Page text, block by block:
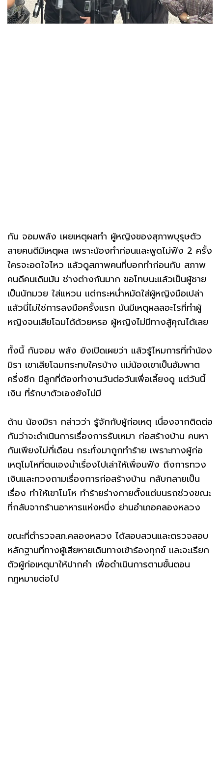
กัน จอมพลัง เผยเหตุผลทำ ผู้หญิงของสุภาพบุรุษตัว
ลายคนดีมีเหตุผล เพราะน้องทำก่อนและพูดไม่ฟัง 2 ครั้ง
ใครจะอดใจไหว แล้วดูสภาพคนที่บอกทำก่อนกับ สภาพ
คนดีคนเดิมมัน ช่างต่างกันมาก ขอโทษนะแล้วเป็นผู้ชาย
เป็นนักมวย ใส่แหวน แต่กระหน่ำหมัดใส่ผู้หญิงมือเปล่า
แล้วนี่ไม่ใช่การลงมือครั้งแรก มันมีเหตุผลลอะไรที่ทำผู้
หญิงจนเสียโฉมได้ด้วยหรอ ผู้หญิงไม่มีทางสู้คุณได้เลย
ทั้งนี้ กันจอม พลัง ยังเปิดเผยว่า แล้วรู้ไหมการที่ทำน้อง
มิรา เขาเสียโฉมกระทบใครบ้าง แม่น้องเขาเป็นอัมพาต
ครึ่งชีก มีลูกที่ต้องทำงานวันต่อวันเพื่อเลี้ยงดู แต่วันนี้
เงิน ที่รักษาตัวเองยังไม่มี
ด้าน น้องมิรา กล่าวว่า รู้จักกับผู้ก่อเหตุ เนื่องจากติดต่อ
กันว่าจะดำเนินการเรื่องการรับเหมา ก่อสร้างบ้าน คบหา
กันเพียงไม่กี่เดือน กระทั่งมาถูกทำร้าย เพราะทางผู้ก่อ
เหตุโมโหที่ตนเองนำเรื่องไปเล่าให้เพื่อนฟัง ถึงการทวง
เงินและทวงถามเรื่องการก่อสร้างบ้าน กลับกลายเป็น
เรื่อง ทำให้เขาโมโห ทำร้ายร่างกายตั้งแต่บนรถช่วงขณะ
ที่กลับจากร้านอาหารแห่งหนึ่ง ย่านอำเภอคลองหลวง
ขณะที่ตำรวจสภ.คลองหลวง ได้สอบสวนและตรวจสอบ
หลักฐานที่ทางผู้เสียหายเดินทางเข้าร้องทุกข์ และจะเรียก
ตัวผู้ก่อเหตุมาให้ปากคำ เพื่อดำเนินการตามขั้นตอน
กฎหมายต่อไป